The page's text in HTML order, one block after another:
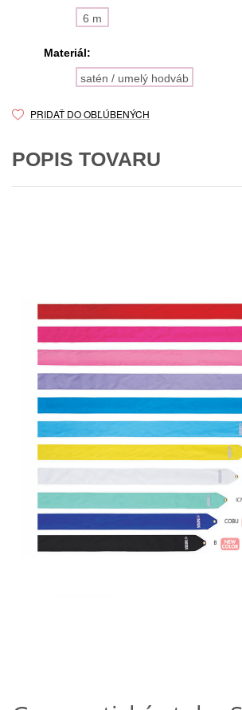
6 m
Materiál:
satén / umelý hodváb
PRIDAŤ DO OBĽÚBENÝCH
POPIS TOVARU